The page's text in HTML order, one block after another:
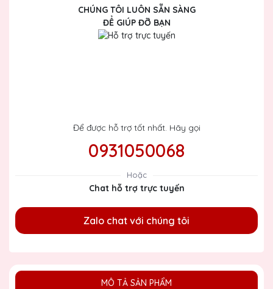
CHÚNG TÔI LUÔN SẴN SÀNG
ĐỂ GIÚP ĐỠ BẠN
Để được hỗ trợ tốt nhất. Hãy gọi
0931050068
Hoặc
Chat hỗ trợ trực tuyến
Zalo chat với chúng tôi
MÔ TẢ SẢN PHẨM